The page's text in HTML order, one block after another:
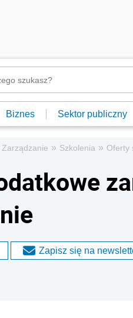
Biznes Sektor publiczny
Zarządzanie » Szkolenia » Oferty
Zapisz się na